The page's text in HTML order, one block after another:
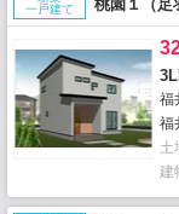
一戸建て
桃園１（足
福
福
土
建